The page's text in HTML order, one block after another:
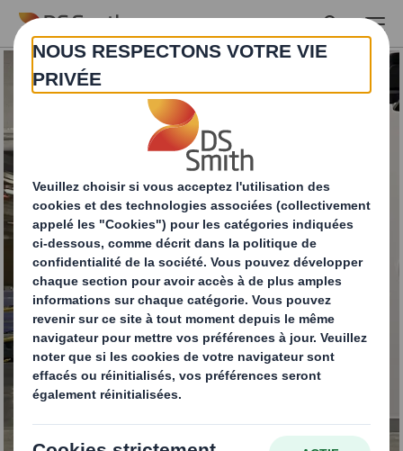
Skip to main content